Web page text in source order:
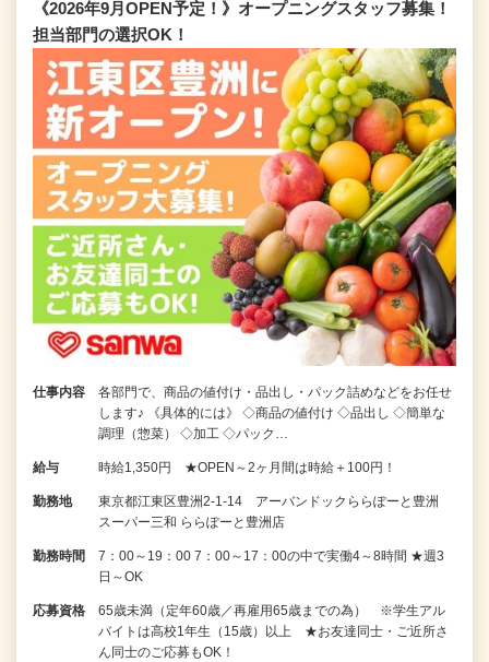
《2026年9月OPEN予定！》オープニングスタッフ募集！
担当部門の選択OK！
仕事内容
各部門で、商品の値付け・品出し・パック詰めなどをお任せ
します♪ 《具体的には》 ◇商品の値付け ◇品出し ◇簡単な
調理（惣菜） ◇加工 ◇パック…
給与 時給1,350円 ★OPEN～2ヶ月間は時給＋100円！
勤務地
東京都江東区豊洲2-1-14 アーバンドックららぽーと豊洲
スーパー三和 ららぽーと豊洲店
勤務時間
7：00～19：00 7：00～17：00の中で実働4～8時間 ★週3
日～OK
応募資格
65歳未満（定年60歳／再雇用65歳までの為） ※学生アル
バイトは高校1年生（15歳）以上 ★お友達同士・ご近所さ
ん同士のご応募もOK！